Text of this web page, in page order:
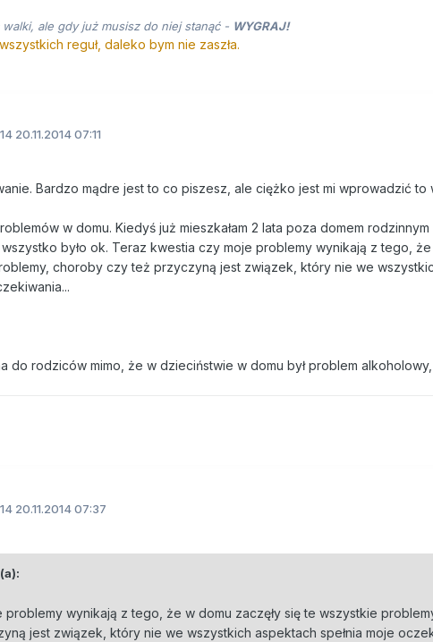
ale gdy już musisz do niej stanąć - WYGRAJ!
reguł, daleko bym nie zaszła.
20.11.2014 07:11
Bardzo mądre jest to co piszesz, ale ciężko jest mi wprowadzić to
w domu. Kiedyś już mieszkałam 2 lata poza domem rodzinnym
było ok. Teraz kwestia czy moje problemy wynikają z tego,
choroby czy też przyczyną jest związek, który nie we
do rodziców mimo, że w dzieciństwie w domu był problem
20.11.2014 07:37
wynikają z tego, że w domu zaczęły się te wszystkie
jest związek, który nie we wszystkich aspektach spełnia moje